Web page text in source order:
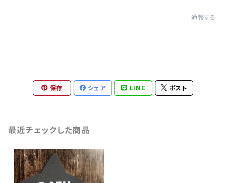
通報する
保存 シェア LINE ポスト
最近チェックした商品